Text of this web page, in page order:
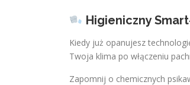
Higieniczny
Kiedy już opanujesz
Twoja klima po włączeniu
Zapomnij o chemicznych